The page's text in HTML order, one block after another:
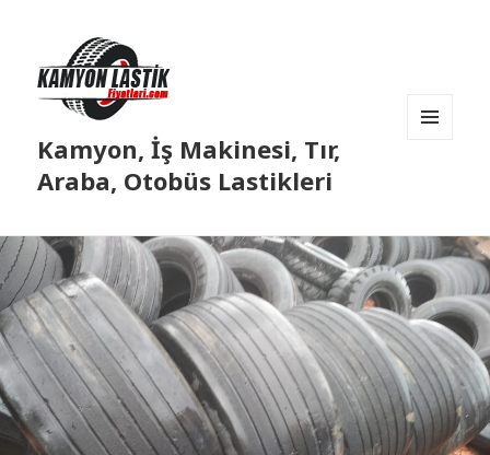
Kamyon, İş Makinesi, Tır,
Araba, Otobüs Lastikleri